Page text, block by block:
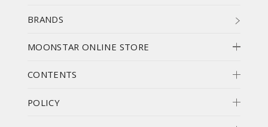
BRANDS
MOONSTAR ONLINE STORE
CONTENTS
POLICY